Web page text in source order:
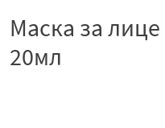
Маска за
20мл